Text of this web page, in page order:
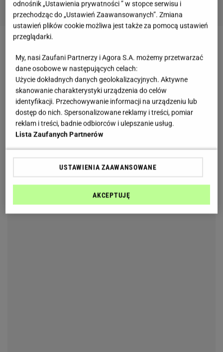
odnośnik „Ustawienia prywatności ” w stopce serwisu i
przechodząc do „Ustawień Zaawansowanych”. Zmiana
ustawień plików cookie możliwa jest także za pomocą ustawień
przeglądarki.
My, nasi Zaufani Partnerzy i Agora S.A. możemy przetwarzać
dane osobowe w następujących celach:
Użycie dokładnych danych geolokalizacyjnych. Aktywne
skanowanie charakterystyki urządzenia do celów
identyfikacji. Przechowywanie informacji na urządzeniu lub
dostęp do nich. Spersonalizowane reklamy i treści, pomiar
reklam i treści, badnie odbiorców i ulepszanie usług.
Lista Zaufanych Partnerów
USTAWIENIA ZAAWANSOWANE
AKCEPTUJĘ